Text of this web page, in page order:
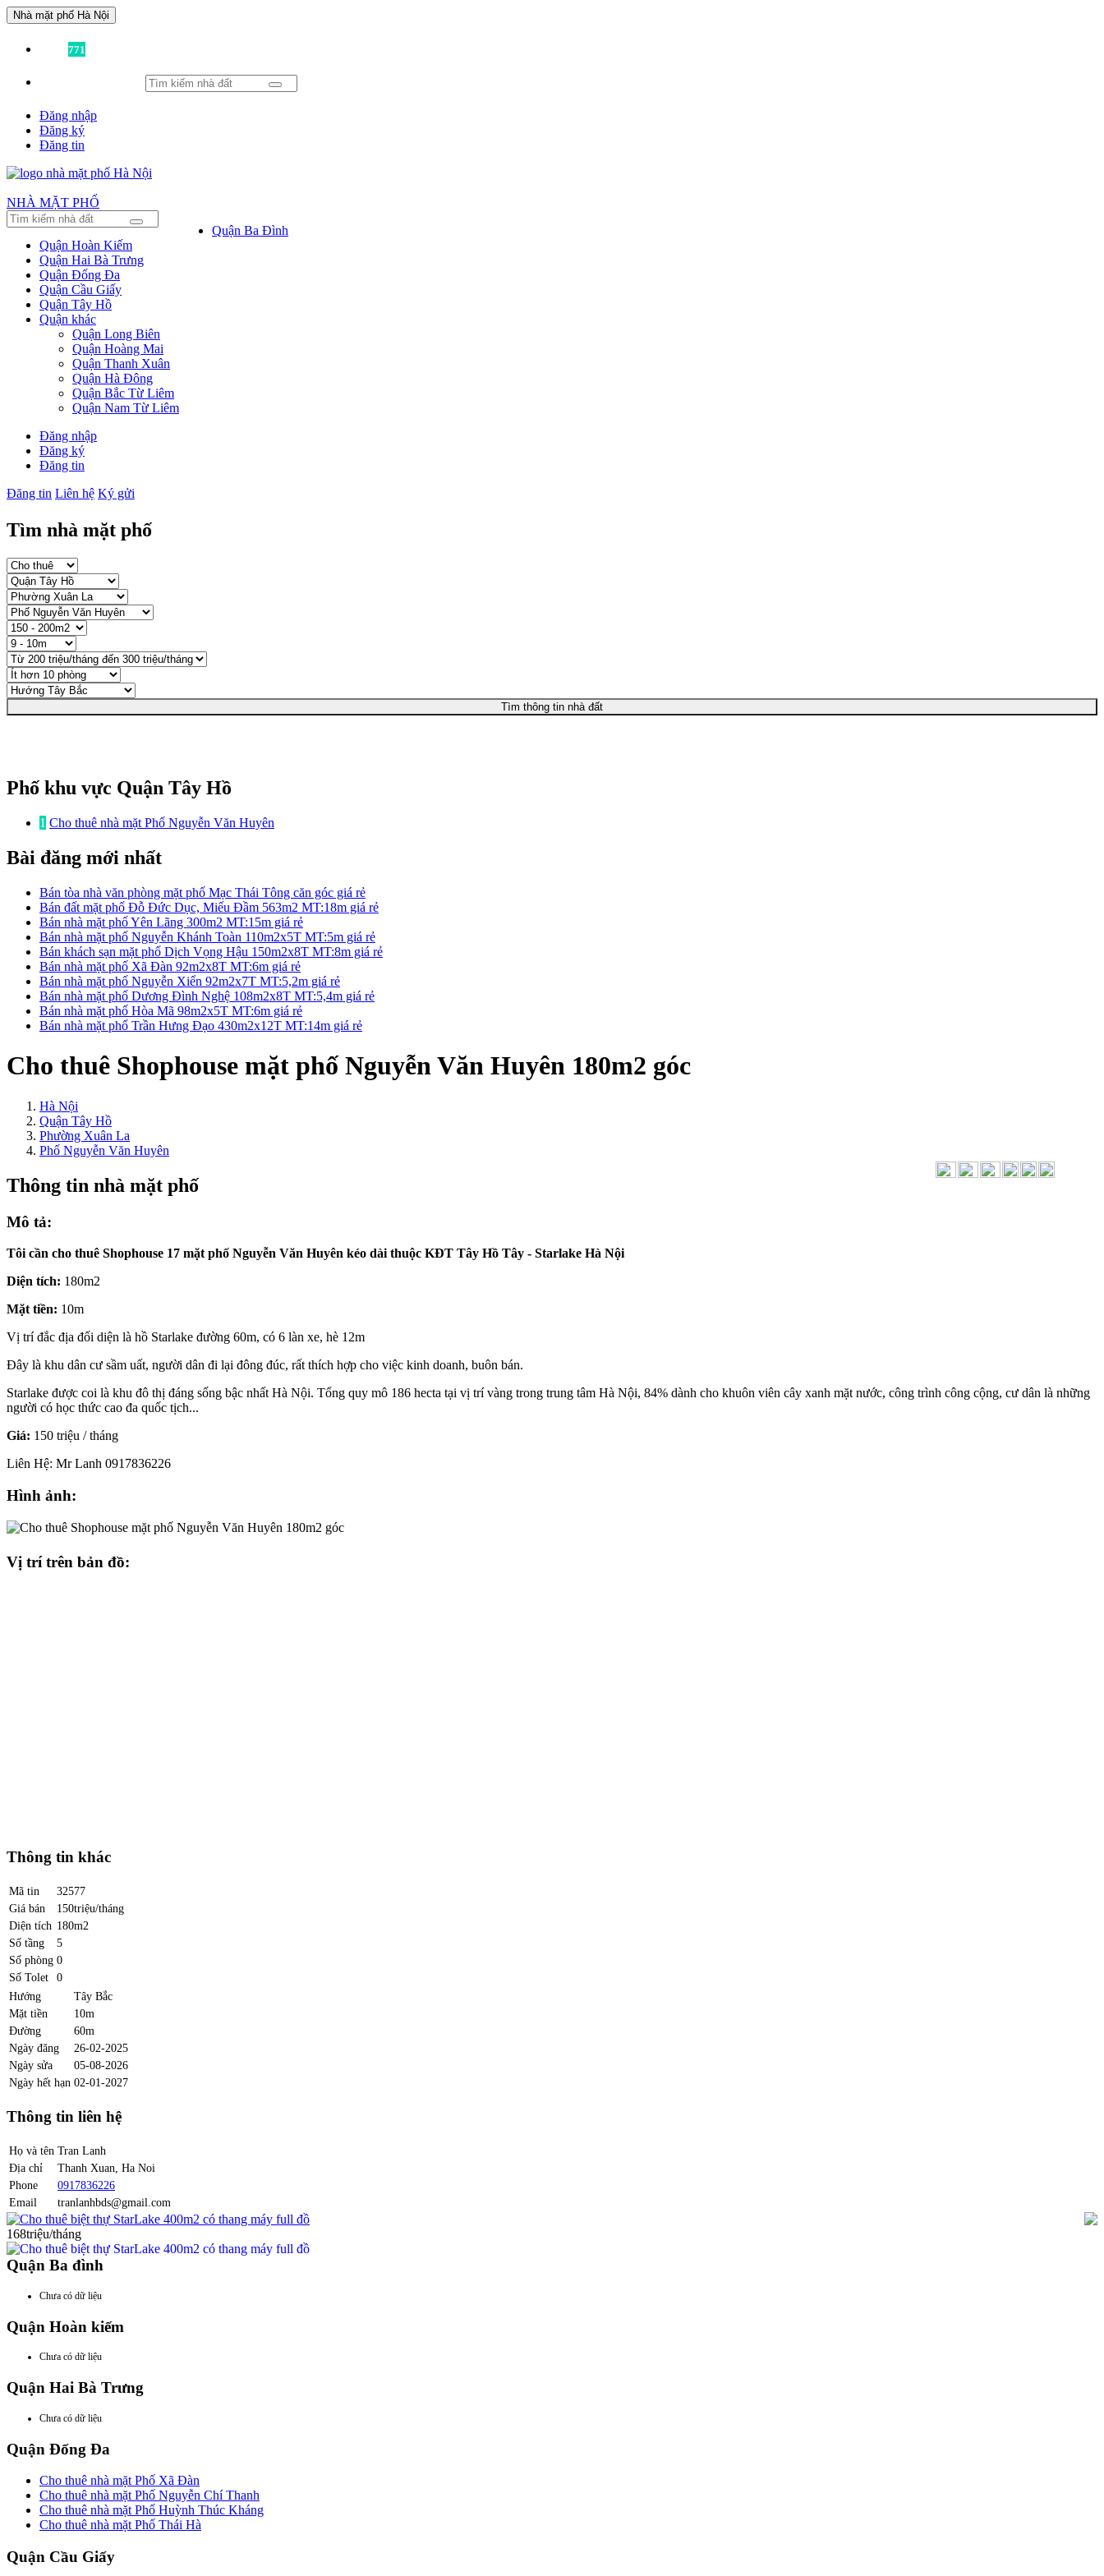
Nhà mặt phố Hà Nội
771
Đăng nhập
Đăng ký
Đăng tin
NHÀ MẶT PHỐ
Quận Ba Đình
Quận Hoàn Kiếm
Quận Hai Bà Trưng
Quận Đống Đa
Quận Cầu Giấy
Quận Tây Hồ
Quận khác
Quận Long Biên
Quận Hoàng Mai
Quận Thanh Xuân
Quận Hà Đông
Quận Bắc Từ Liêm
Quận Nam Từ Liêm
Đăng nhập
Đăng ký
Đăng tin
Đăng tin Liên hệ Ký gửi
Tìm nhà mặt phố
Tìm thông tin nhà đất
Phố khu vực Quận Tây Hồ
1 Cho thuê nhà mặt Phố Nguyễn Văn Huyên
Bài đăng mới nhất
Bán tòa nhà văn phòng mặt phố Mạc Thái Tông căn góc giá rẻ
Bán đất mặt phố Đỗ Đức Dục, Miếu Đầm 563m2 MT:18m giá rẻ
Bán nhà mặt phố Yên Lãng 300m2 MT:15m giá rẻ
Bán nhà mặt phố Nguyễn Khánh Toàn 110m2x5T MT:5m giá rẻ
Bán khách sạn mặt phố Dịch Vọng Hậu 150m2x8T MT:8m giá rẻ
Bán nhà mặt phố Xã Đàn 92m2x8T MT:6m giá rẻ
Bán nhà mặt phố Nguyễn Xiển 92m2x7T MT:5,2m giá rẻ
Bán nhà mặt phố Dương Đình Nghệ 108m2x8T MT:5,4m giá rẻ
Bán nhà mặt phố Hòa Mã 98m2x5T MT:6m giá rẻ
Bán nhà mặt phố Trần Hưng Đạo 430m2x12T MT:14m giá rẻ
Cho thuê Shophouse mặt phố Nguyễn Văn Huyên 180m2 góc
Hà Nội
Quận Tây Hồ
Phường Xuân La
Phố Nguyễn Văn Huyên
Thông tin nhà mặt phố
Mô tả:
Tôi cần cho thuê Shophouse 17 mặt phố Nguyễn Văn Huyên kéo dài thuộc KĐT Tây Hồ Tây - Starlake Hà Nội
Diện tích: 180m2
Mặt tiền: 10m
Vị trí đắc địa đối diện là hồ Starlake đường 60m, có 6 làn xe, hè 12m
Đây là khu dân cư sầm uất, người dân đi lại đông đúc, rất thích hợp cho việc kinh doanh, buôn bán.
Starlake được coi là khu đô thị đáng sống bậc nhất Hà Nội. Tổng quy mô 186 hecta tại vị trí vàng trong trung tâm Hà Nội, 84% dành cho khuôn viên cây xanh mặt nước, công trình công cộng, cư dân là những
người có học thức cao đa quốc tịch...
Giá: 150 triệu / tháng
Liên Hệ: Mr Lanh 0917836226
Hình ảnh:
Vị trí trên bản đồ:
Thông tin khác
Mã tin
32577
Giá bán
150triệu/tháng
Diện tích 180m2
Số tầng
5
Số phòng 0
Số Tolet
0
Hướng
Tây Bắc
Mặt tiền
10m
Đường
60m
Ngày đăng
26-02-2025
Ngày sửa
05-08-2026
Ngày hết hạn 02-01-2027
Thông tin liên hệ
Họ và tên Tran Lanh
Địa chỉ
Thanh Xuan, Ha Noi
Phone
0917836226
Email
tranlanhbds@gmail.com
Cho thuê biệt thự StarLake 400m2 có thang máy full đồ
168triệu/tháng
Quận Ba đình
Chưa có dữ liệu
Quận Hoàn kiếm
Chưa có dữ liệu
Quận Hai Bà Trưng
Chưa có dữ liệu
Quận Đống Đa
Cho thuê nhà mặt Phố Xã Đàn
Cho thuê nhà mặt Phố Nguyễn Chí Thanh
Cho thuê nhà mặt Phố Huỳnh Thúc Kháng
Cho thuê nhà mặt Phố Thái Hà
Quận Cầu Giấy